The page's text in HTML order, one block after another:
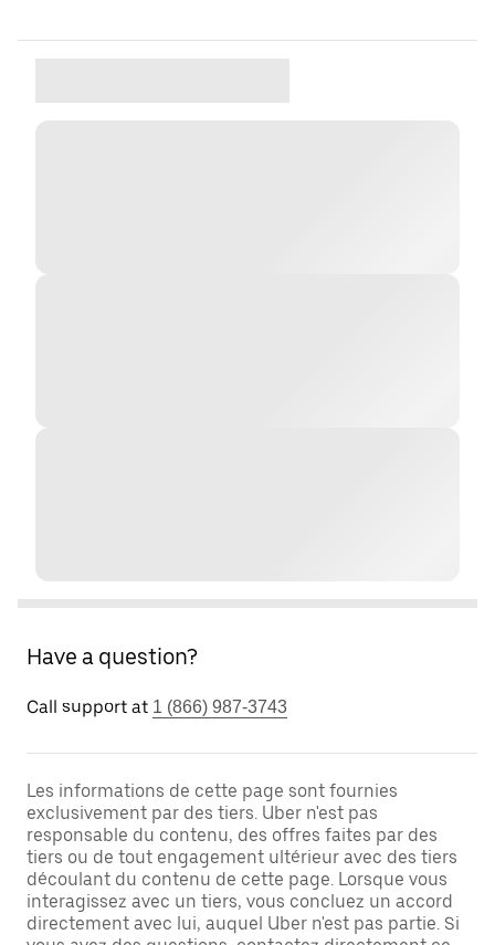
Have a question?
Call support at 1 (866) 987-3743
Les informations de cette page sont fournies
exclusivement par des tiers. Uber n'est pas
responsable du contenu, des offres faites par des
tiers ou de tout engagement ultérieur avec des tiers
découlant du contenu de cette page. Lorsque vous
interagissez avec un tiers, vous concluez un accord
directement avec lui, auquel Uber n'est pas partie. Si